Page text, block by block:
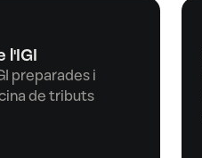
l'IGI
preparades i
de tributs